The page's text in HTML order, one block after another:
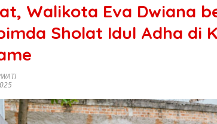
Walikota Eva Dwiana
Sholat Idul Adha di